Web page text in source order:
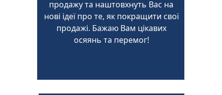
продажу та наштовхнуть Вас на
нові ідеї про те, як покращити свої
продажі. Бажаю Вам цікавих
осяянь та перемог!